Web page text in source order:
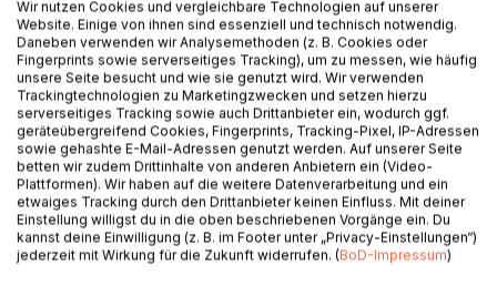
bestimmen, und es ist immer leicht, das Volk zum
Mitmachen zu bringen [...] Das ist ganz einfach.
Man braucht nichts zu tun, als dem Volk zu sagen, es
würde angegriffen, und den Pazifisten ihren Mangel an
Patriotismus vorzuwerfen und zu behaupten, sie brächten
das Land in Gefahr. Diese Methode funktioniert in jedem
Land."
Die Regierung der Vereinigten Staaten war Gegenstand von
Anschuldigungen des Staatsterrorismus durch viele
Wir nutzen Cookies und vergleichbare Technologien auf unserer
Website. Einige von ihnen sind essenziell und technisch notwendig.
Daneben verwenden wir Analysemethoden (z. B. Cookies oder
Fingerprints sowie serverseitiges Tracking), um zu messen, wie häufig
unsere Seite besucht und wie sie genutzt wird. Wir verwenden
Trackingtechnologien zu Marketingzwecken und setzen hierzu
serverseitiges Tracking sowie auch Drittanbieter ein, wodurch ggf.
geräteübergreifend Cookies, Fingerprints, Tracking-Pixel, IP-Adressen
sowie gehashte E-Mail-Adressen genutzt werden. Auf unserer Seite
betten wir zudem Drittinhalte von anderen Anbietern ein (Video-
Plattformen). Wir haben auf die weitere Datenverarbeitung und ein
etwaiges Tracking durch den Drittanbieter keinen Einfluss. Mit deiner
Einstellung willigst du in die oben beschriebenen Vorgänge ein. Du
kannst deine Einwilligung (z. B. im Footer unter „Privacy-Einstellungen“)
jederzeit mit Wirkung für die Zukunft widerrufen. (BoD-Impressum)